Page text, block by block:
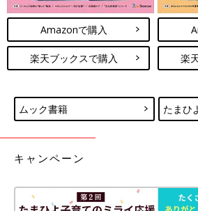
Amazonで購入
楽天ブックスで購入 楽
ムック書籍 たまひ
キャンペーン